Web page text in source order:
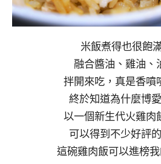
米飯煮得也很飽
融合醬油、雞油、
拌開來吃，真是香噴
終於知道為什麼博
以一個新生代火雞肉
可以得到不少好評
這碗雞肉飯可以進榜